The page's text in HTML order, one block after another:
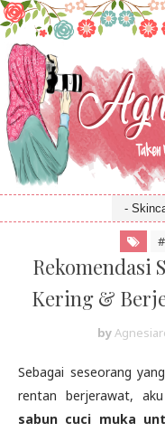
Rekomendasi
Kering &
by
Sebagai seseorang
rentan berjerawat,
sabun cuci muka